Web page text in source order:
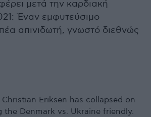
μετά την καρδιακή
Έναν εμφυτεύσιμο
απινιδωτή, γνωστό διεθνώς
Eriksen has collapsed on
Denmark vs. Ukraine friendly.